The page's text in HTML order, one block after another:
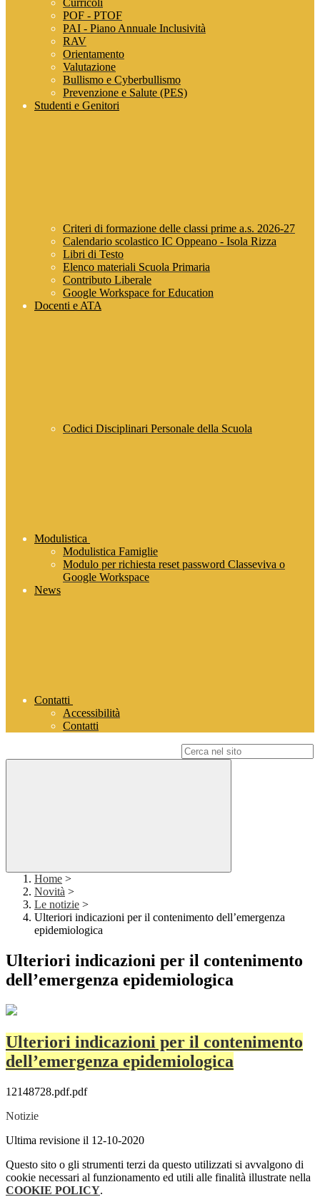
Curricoli
POF - PTOF
PAI - Piano Annuale Inclusività
RAV
Orientamento
Valutazione
Bullismo e Cyberbullismo
Prevenzione e Salute (PES)
Studenti e Genitori
Criteri di formazione delle classi prime a.s. 2026-27
Calendario scolastico IC Oppeano - Isola Rizza
Libri di Testo
Elenco materiali Scuola Primaria
Contributo Liberale
Google Workspace for Education
Docenti e ATA
Codici Disciplinari Personale della Scuola
Modulistica
Modulistica Famiglie
Modulo per richiesta reset password Classeviva o
Google Workspace
News
Contatti
Accessibilità
Contatti
Home >
Novità >
Le notizie >
Ulteriori indicazioni per il contenimento dell’emergenza
epidemiologica
Ulteriori indicazioni per il contenimento
dell’emergenza epidemiologica
Ulteriori indicazioni per il contenimento
dell’emergenza epidemiologica
12148728.pdf.pdf
Notizie
Ultima revisione il 12-10-2020
Questo sito o gli strumenti terzi da questo utilizzati si avvalgono di
cookie necessari al funzionamento ed utili alle finalità illustrate nella
COOKIE POLICY.